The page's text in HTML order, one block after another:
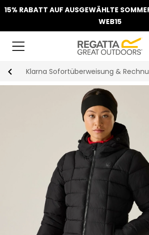
15% RABATT AUF AUSGEWÄHLTE
WEB15
Klarna Sofortüberweisung &